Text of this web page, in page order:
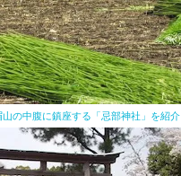
の中腹に鎮座する「忌部神社」を紹介